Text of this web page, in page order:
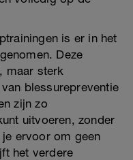
is er in het
Deze
maar sterk
blessurepreventie
zijn zo
uitvoeren, zonder
ervoor om geen
het verdere